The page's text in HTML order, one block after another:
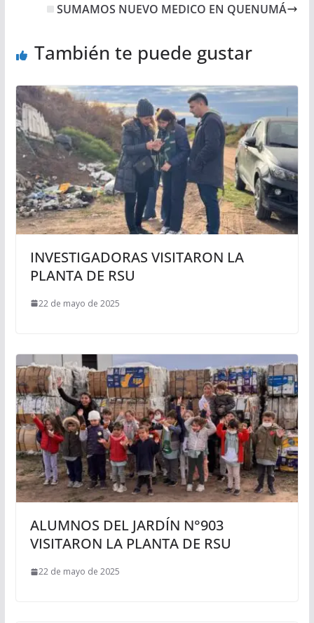
SUMAMOS NUEVO MEDICO EN QUENUMÁ
También te puede gustar
INVESTIGADORAS VISITARON LA
PLANTA DE RSU
22 de mayo de 2025
ALUMNOS DEL JARDÍN N°903
VISITARON LA PLANTA DE RSU
22 de mayo de 2025